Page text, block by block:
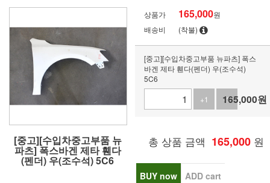
[중고][수입차중고부품 뉴
파츠] 폭스바겐 제타 휀다
(펜더) 우(조수석) 5C6
상품가 165,000원
배송비
(착불)
[중고][수입차중고부품 뉴파츠] 폭스
바겐 제타 휀다(펜더) 우(조수석)
5C6
+1
-1
165,000원
총 상품 금액 165,000 원
BUY now ADD cart